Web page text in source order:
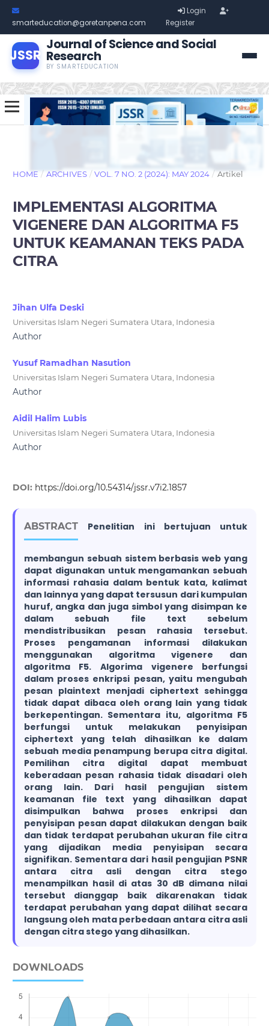
smarteducation@goretanpena.com
Login
Register
JSSR
Journal of Science and Social
Research
BY SMARTEDUCATION
HOME / ARCHIVES / VOL. 7 NO. 2 (2024): MAY 2024 / Artikel
IMPLEMENTASI ALGORITMA
VIGENERE DAN ALGORITMA F5
UNTUK KEAMANAN TEKS PADA
CITRA
Jihan Ulfa Deski
Universitas Islam Negeri Sumatera Utara, Indonesia
Author
Yusuf Ramadhan Nasution
Universitas Islam Negeri Sumatera Utara, Indonesia
Author
Aidil Halim Lubis
Universitas Islam Negeri Sumatera Utara, Indonesia
Author
DOI: https://doi.org/10.54314/jssr.v7i2.1857
ABSTRACT Penelitian ini bertujuan untuk
membangun sebuah sistem berbasis web yang
dapat digunakan untuk mengamankan sebuah
informasi rahasia dalam bentuk kata, kalimat
dan lainnya yang dapat tersusun dari kumpulan
huruf, angka dan juga simbol yang disimpan ke
dalam sebuah file text sebelum
mendistribusikan pesan rahasia tersebut.
Proses pengamanan informasi dilakukan
menggunakan algoritma vigenere dan
algoritma F5. Algorima vigenere berfungsi
dalam proses enkripsi pesan, yaitu mengubah
pesan plaintext menjadi ciphertext sehingga
tidak dapat dibaca oleh orang lain yang tidak
berkepentingan. Sementara itu, algoritma F5
berfungsi untuk melakukan penyisipan
ciphertext yang telah dihasilkan ke dalam
sebuah media penampung berupa citra digital.
Pemilihan citra digital dapat membuat
keberadaan pesan rahasia tidak disadari oleh
orang lain. Dari hasil pengujian sistem
keamanan file text yang dihasilkan dapat
disimpulkan bahwa proses enkripsi dan
penyisipan pesan dapat dilakukan dengan baik
dan tidak terdapat perubahan ukuran file citra
yang dijadikan media penyisipan secara
signifikan. Sementara dari hasil pengujian PSNR
antara citra asli dengan citra stego
menampilkan hasil di atas 30 dB dimana nilai
tersebut dianggap baik dikarenakan tidak
terdapat perubahan yang dapat dilihat secara
langsung oleh mata perbedaan antara citra asli
dengan citra stego yang dihasilkan.
DOWNLOADS